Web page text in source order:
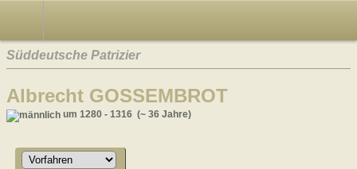
Süddeutsche Patrizier
Albrecht GOSSEMBROT
um 1280 - 1316 (~ 36 Jahre)